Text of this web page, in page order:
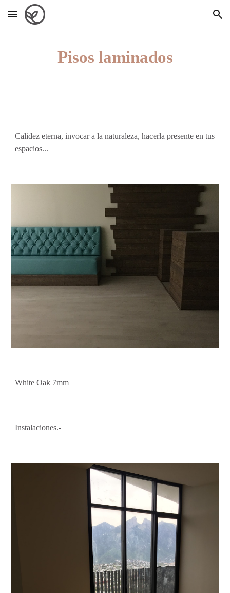
Skip to main content Skip to navigation
Pisos laminados
Calidez eterna, invocar a la naturaleza, hacerla presente en tus
espacios...
White Oak 7mm
Instalaciones.-